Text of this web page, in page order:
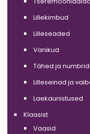
Lillekimbud
Lilleseaded
Vanikud
Tähed ja numbrid
Lilleseinad ja
Laekaunistused
Klaasist
Vaasid